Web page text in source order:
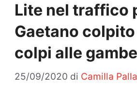
Lite nel traffico
Gaetano
colpi alle gambe
25/09/2020 di Camilla